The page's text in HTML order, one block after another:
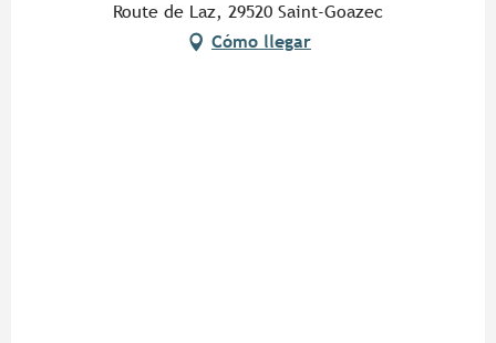
Route de Laz, 29520 Saint-Goazec
Cómo llegar